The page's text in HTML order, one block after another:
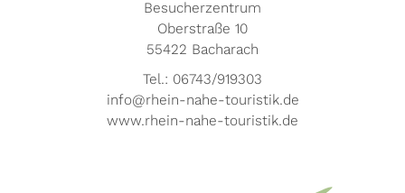
Besucherzentrum
Oberstraße 10
55422 Bacharach
Tel.: 06743/919303
info@rhein-nahe-touristik.de
www.rhein-nahe-touristik.de­­­­­